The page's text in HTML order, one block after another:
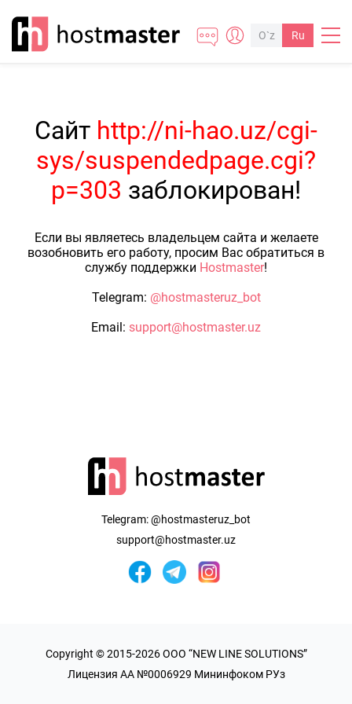
O`z Ru
Сайт http://ni-hao.uz/cgi-
sys/suspendedpage.cgi?
p=303 заблокирован!
Если вы являетесь владельцем сайта и желаете
возобновить его работу, просим Вас обратиться в
службу поддержки Hostmaster!
Telegram: @hostmasteruz_bot
Email: support@hostmaster.uz
Telegram:@hostmasteruz_bot
support@hostmaster.uz
Copyright © 2015-2026 OOO “NEW LINE SOLUTIONS”
Лицензия AA №0006929 Мининфоком РУз